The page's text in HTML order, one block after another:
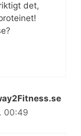
det,
00:49